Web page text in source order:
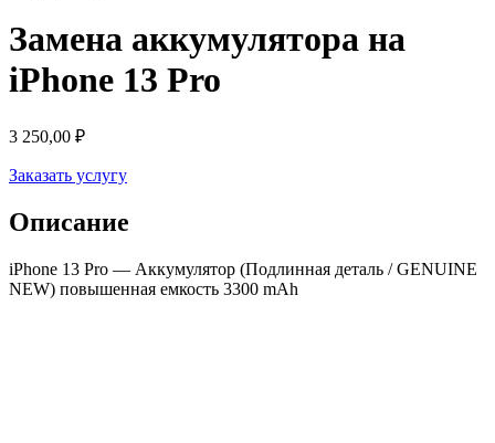
Замена аккумулятора на
iPhone 13 Pro
3 250,00 ₽
Заказать услугу
Описание
iPhone 13 Pro — Аккумулятор (Подлинная деталь / GENUINE
NEW) повышенная емкость 3300 mAh